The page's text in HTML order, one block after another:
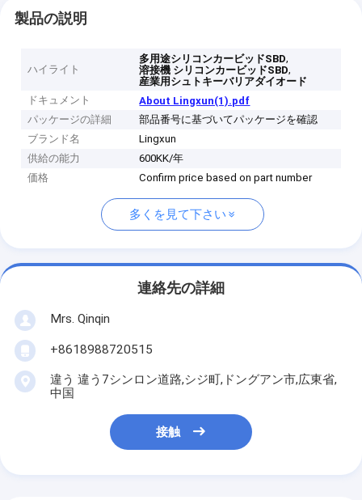
製品の説明
ハイライト
多用途シリコンカービッドSBD,
溶接機 シリコンカービッドSBD,
産業用シュトキーバリアダイオード
ドキュメント
About Lingxun(1).pdf
パッケージの詳細
部品番号に基づいてパッケージを確認
ブランド名
Lingxun
供給の能力
600KK/年
価格
Confirm price based on part number
多くを見て下さい
連絡先の詳細
Mrs. Qinqin
+8618988720515
違う 違う7シンロン道路,シジ町,ドングアン市,広東省,
中国
接触